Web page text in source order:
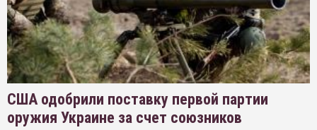
США одобрили поставку первой партии
оружия Украине за счет союзников